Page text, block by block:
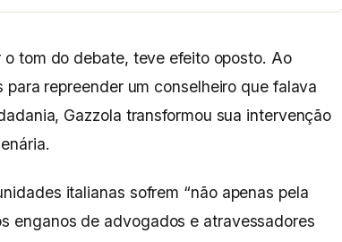
tom do debate, teve efeito oposto. Ao
repreender um conselheiro que falava
Gazzola transformou sua intervenção
italianas sofrem “não apenas pela
enganos de advogados e atravessadores